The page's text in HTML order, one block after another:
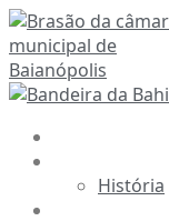
Ir
para
o
conteúdo
História